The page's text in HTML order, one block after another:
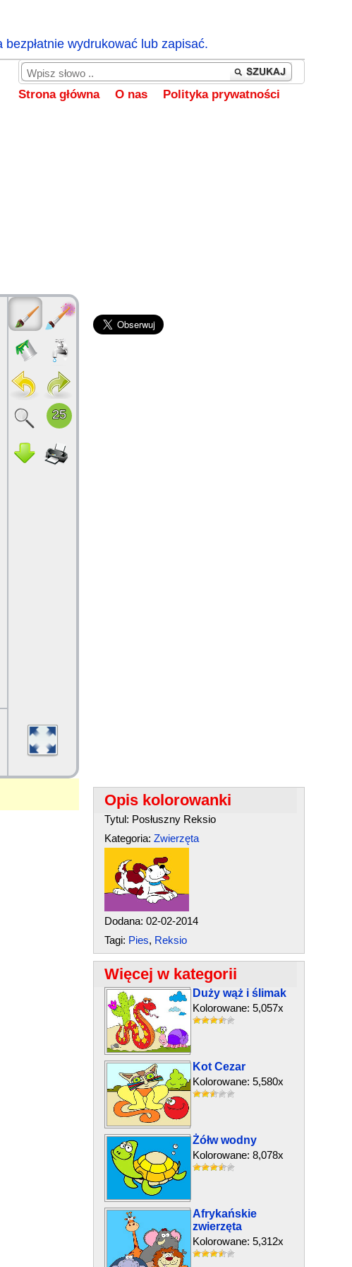
wydrukować lub zapisać.
Strona główna O nas Polityka prywatności
Opis kolorowanki
Tytul: Posłuszny Reksio
Kategoria: Zwierzęta
Dodana: 02-02-2014
Tagi: Pies, Reksio
Więcej w kategorii
Duży wąż i ślimak
Kolorowane: 5,057x
Kot Cezar
Kolorowane: 5,580x
Żółw wodny
Kolorowane: 8,078x
Afrykańskie
zwierzęta
Kolorowane: 5,312x